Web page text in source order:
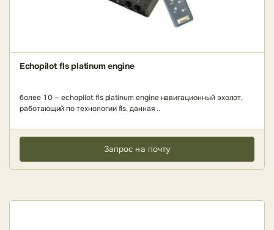
Echopilot fls platinum engine
более 10 — echopilot fls platinum engine навигационный эхолот,
работающий по технологии fls. данная ..
Запрос на почту